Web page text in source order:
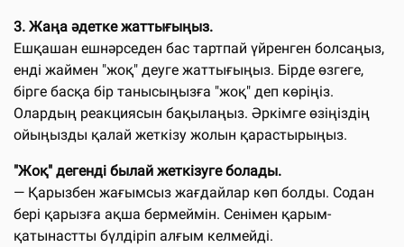
3. Жаңа әдетке жаттығыңыз.
Ешқашан ешнәрседен бас тартпай үйренген болсаңыз,
енді жаймен "жоқ" деуге жаттығыңыз. Бірде өзгеге,
бірге басқа бір танысыңызға "жоқ" деп көріңіз.
Олардың реакциясын бақылаңыз. Әркімге өзіңіздің
ойыңызды қалай жеткізу жолын қарастырыңыз.
"Жоқ" дегенді былай жеткізуге болады.
— Қарызбен жағымсыз жағдайлар көп болды. Содан
бері қарызға ақша бермеймін. Сенімен қарым-
қатынастты бүлдіріп алғым келмейді.